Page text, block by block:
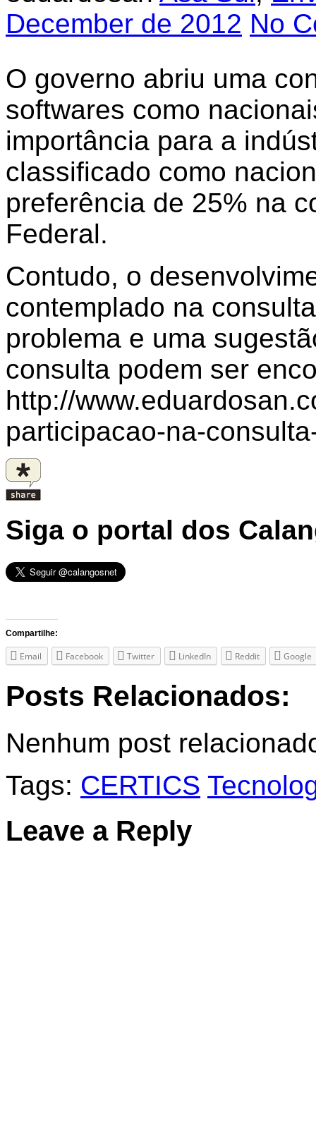
December de 2012 No
O governo abriu uma
softwares como
importância para a
classificado como
preferência de 25% na
Federal.
Contudo, o
contemplado na
problema e uma
consulta podem ser
http://
participacao-na-
Siga o portal dos
Compartilhe:
Email Facebook Twitter LinkedIn Reddit Google
Posts Relacionados:
Nenhum post
Tags: CERTICS
Leave a Reply